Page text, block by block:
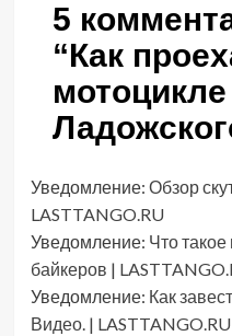
5
“Как
мотоцикле
Уведомление: Обзор
LASTTANGO.RU
Уведомление: Что
байкеров |
Уведомление: Как
Видео. | LASTTANGO.RU